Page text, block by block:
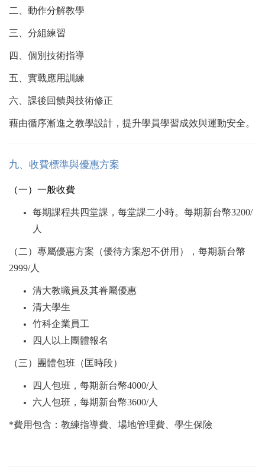
二、動作分解教學
三、分組練習
四、個別技術指導
五、實戰應用訓練
六、課後回饋與技術修正
藉由循序漸進之教學設計，提升學員學習成效與運動安全。
九、收費標準與優惠方案
（一）一般收費
每期課程共四堂課，每堂課二小時。每期新台幣3200/
人
（二）專屬優惠方案（優待方案恕不併用），每期新台幣
2999/人
清大教職員及其眷屬優惠
清大學生
竹科企業員工
四人以上團體報名
（三）團體包班（匡時段）
四人包班，每期新台幣4000/人
六人包班，每期新台幣3600/人
*費用包含：教練指導費、場地管理費、學生保險